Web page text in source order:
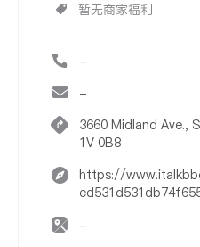
暂无商家福利
-
-
3660 Midland Ave.,
1V 0B8
https://
-